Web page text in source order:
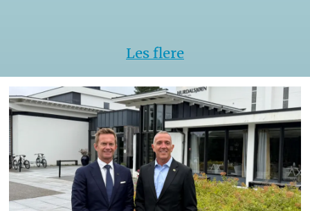
Les flere